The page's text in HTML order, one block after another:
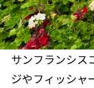
サンフランシス
ジやフィッシャ